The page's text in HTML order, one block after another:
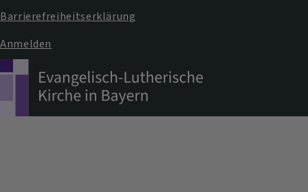
Barrierefreiheitserklärung
Benutzermenü
Anmelden